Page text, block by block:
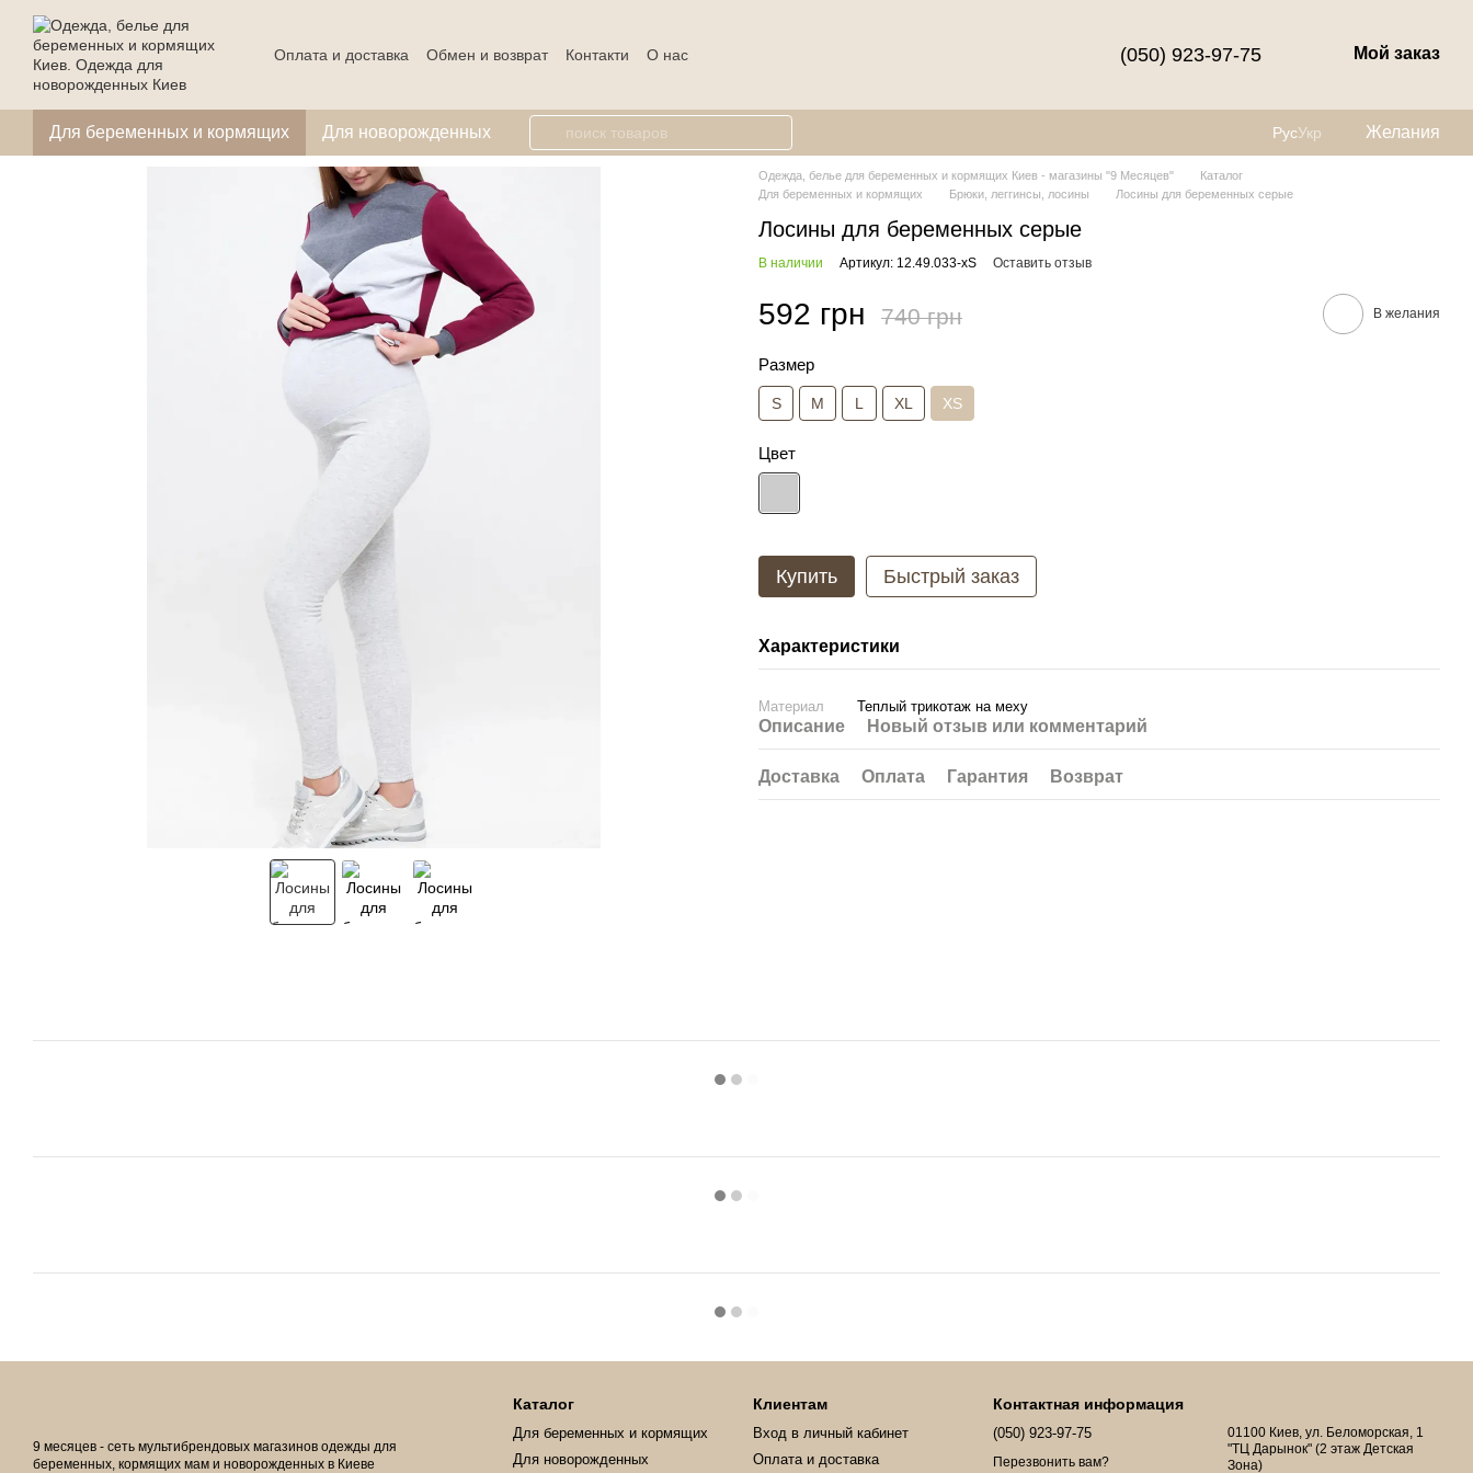
Перейти к основному контенту
Оплата и доставка Обмен и возврат Контакти О нас (050) 923-97-75 Мой заказ
Для беременных и кормящих Для новорожденных РусУкр Желания
Одежда, белье для беременных и кормящих Киев - магазины "9 Месяцев"
Каталог
Для беременных и кормящих
Брюки, леггинсы, лосины Лосины для беременных серые
Лосины для беременных серые
В наличии Артикул: 12.49.033-xS Оставить отзыв
592 грн 740 грн В желания
Размер
S M L XL XS
Цвет
Купить Быстрый заказ
Характеристики
Материал Теплый трикотаж на меху
Описание Новый отзыв или комментарий
Доставка Оплата Гарантия Возврат
9 месяцев - сеть мультибрендовых магазинов одежды для
беременных, кормящих мам и новорожденных в Киеве
Каталог
Для беременных и кормящих
Для новорожденных
Клиентам
Вход в личный кабинет
Оплата и доставка
Контактная информация
(050) 923-97-75
Перезвонить вам?
01100 Киев, ул. Беломорская, 1
"ТЦ Дарынок" (2 этаж Детская
Зона)